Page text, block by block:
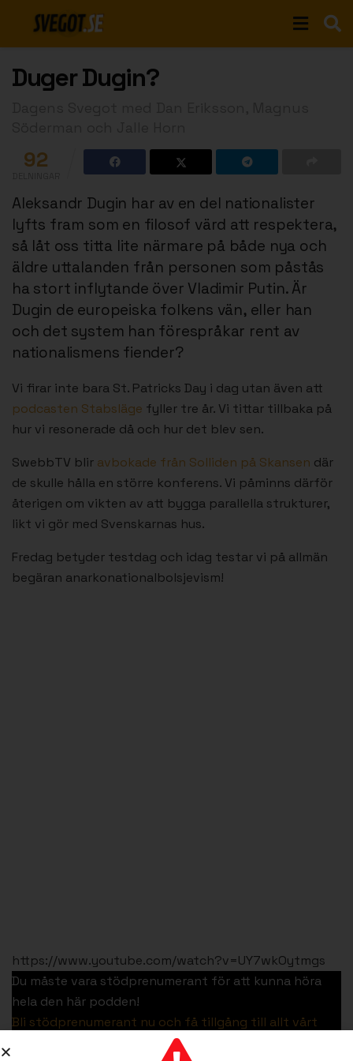
Duger Dugin?
92
Aleksandr Dugin har av en del nationalister
lyfts fram som en filosof värd att respektera,
så låt oss titta lite närmare på både nya och
äldre uttalanden från personen som påstås
ha stort inflytande över Vladimir Putin. Är
Dugin de europeiska folkens vän, eller han
och det system han förespråkar rent av
nationalismens fiender?
Vi firar inte bara St. Patricks Day i dag utan även att
podcasten Stabsläge fyller tre år. Vi tittar tillbaka på
hur vi resonerade då och hur det blev sen.
SwebbTV blir avbokade från Solliden på Skansen där
de skulle hålla en större konferens. Vi påminns därför
återigen om vikten av att bygga parallella strukturer,
likt vi gör med Svenskarnas hus.
Fredag betyder testdag och idag testar vi på allmän
begäran anarkonationalbolsjevism!
https://www.youtube.com/watch?v=UY7wkOytmgs
Du måste vara stödprenumerant för att kunna höra
hela den här podden!
Bli stödprenumerant nu och få tillgång till allt vårt